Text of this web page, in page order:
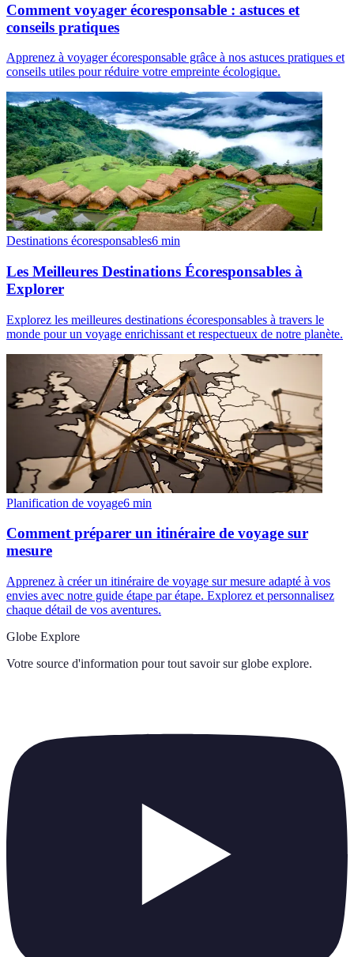
Comment voyager écoresponsable : astuces et
conseils pratiques
Apprenez à voyager écoresponsable grâce à nos astuces pratiques et
conseils utiles pour réduire votre empreinte écologique.
Destinations écoresponsables6 min
Les Meilleures Destinations Écoresponsables à
Explorer
Explorez les meilleures destinations écoresponsables à travers le
monde pour un voyage enrichissant et respectueux de notre planète.
Planification de voyage6 min
Comment préparer un itinéraire de voyage sur
mesure
Apprenez à créer un itinéraire de voyage sur mesure adapté à vos
envies avec notre guide étape par étape. Explorez et personnalisez
chaque détail de vos aventures.
Globe Explore
Votre source d'information pour tout savoir sur globe explore.